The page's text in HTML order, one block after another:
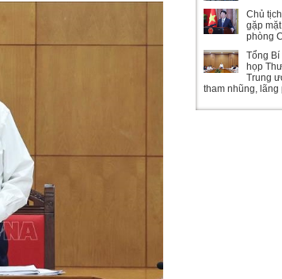
Chủ
gặp
phòng
Tổng Bí
họp
Trung
tham nhũng, lãng